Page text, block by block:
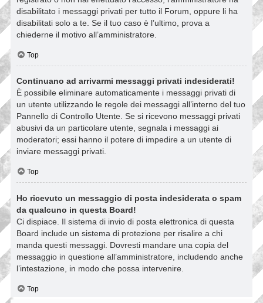
disabilitato i messaggi privati per tutto il Forum, oppure li ha
disabilitati solo a te. Se il tuo caso è l’ultimo, prova a
chiederne il motivo all’amministratore.
Top
Continuano ad arrivarmi messaggi privati indesiderati!
È possibile eliminare automaticamente i messaggi privati ​​di
un utente utilizzando le regole dei messaggi all’interno del tuo
Pannello di Controllo Utente. Se si ricevono messaggi privati ​​
abusivi da un particolare utente, segnala i messaggi ai
moderatori; essi hanno il potere di impedire a un utente di
inviare messaggi privati​​.
Top
Ho ricevuto un messaggio di posta indesiderata o spam
da qualcuno in questa Board!
Ci dispiace. Il sistema di invio di posta elettronica di questa
Board include un sistema di protezione per risalire a chi
manda questi messaggi. Dovresti mandare una copia del
messaggio in questione all’amministratore, includendo anche
l’intestazione, in modo che possa intervenire.
Top